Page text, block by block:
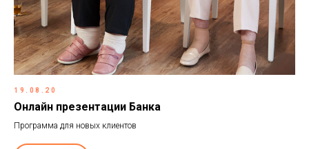
19.08.20
Онлайн презентации Банка
Программа для новых клиентов